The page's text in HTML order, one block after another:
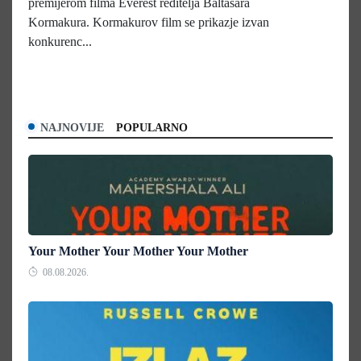
premijerom filma Everest reditelja Baltasara
Kormakura. Kormakurov film se prikazje izvan
konkurenc...
NAJNOVIJE POPULARNO
Your Mother Your Mother Your Mother
08.08.2026.